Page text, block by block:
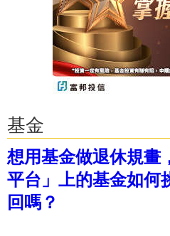
基金
想用基金做退休規畫
平台」上的基金如何
回嗎？